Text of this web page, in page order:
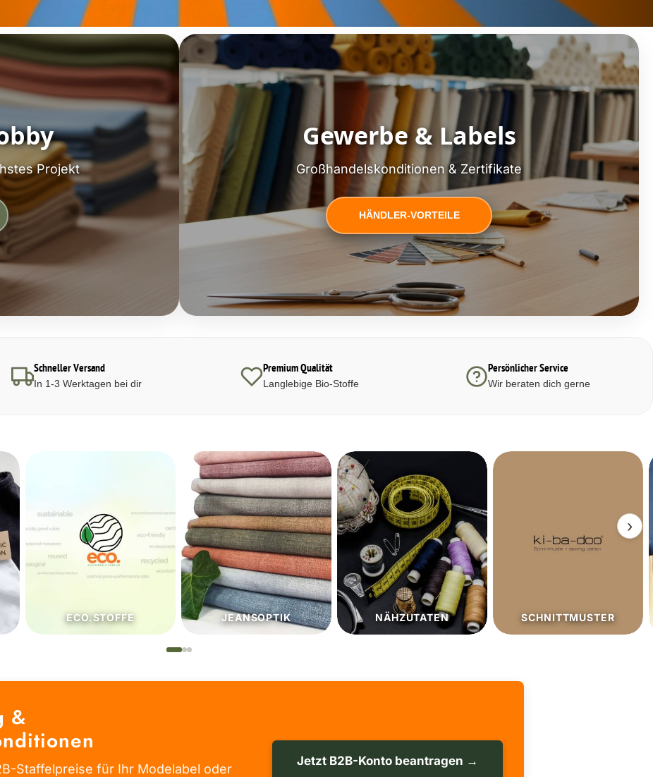
Projekt
Gewerbe & Labels
Großhandelskonditionen & Zertifikate
HÄNDLER-VORTEILE
Schneller Versand
In 1-3 Werktagen bei dir
Premium Qualität
Langlebige Bio-Stoffe
Persönlicher Service
Wir beraten dich gerne
JEANSOPTIK NÄHZUTATEN SCHNITTMUSTER SALE%
›
&
Staffelpreise für Ihr Modelabel oder
Jetzt B2B-Konto beantragen →